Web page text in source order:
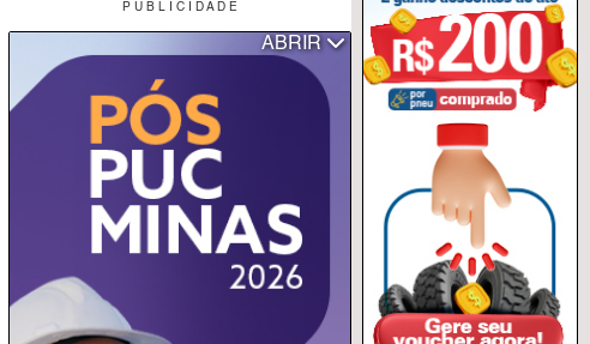
P U B L I C I D A D E
ABRIR